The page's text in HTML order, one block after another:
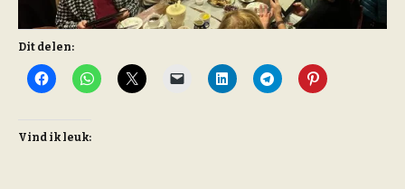
Dit delen:
Vind ik leuk: